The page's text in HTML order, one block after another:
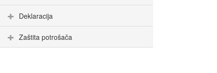
Deklaracija
Zaštita potrošača